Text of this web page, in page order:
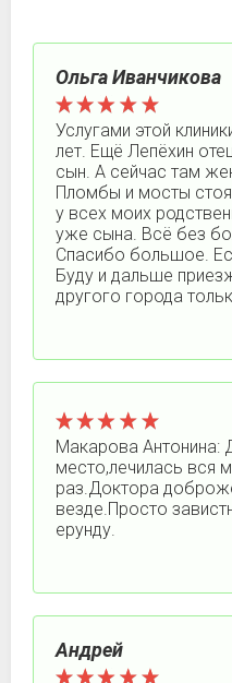
Ольга Иванчикова
Услугами этой
лет. Ещё Лепёхин
сын. А сейчас там
Пломбы и мосты
у всех моих
уже сына. Всё без
Спасибо большое.
Буду и дальше
другого города
Макарова Антонина:
место,лечилась вся
раз.Доктора
везде.Просто
ерунду.
Андрей